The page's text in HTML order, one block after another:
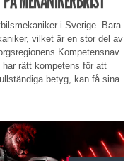
i Sverige. Bara
vilket är en stor del av
Kompetensnav
rätt kompetens för att
betyg, kan få sina